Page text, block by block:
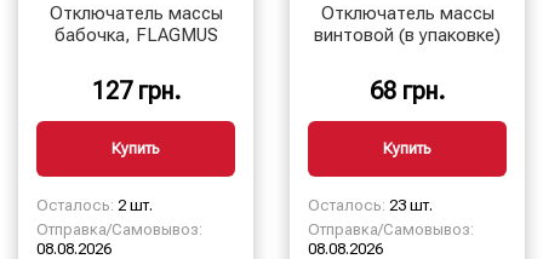
Отключатель массы
бабочка, FLAGMUS
127 грн.
Купить
Осталось: 2 шт.
Отправка/Самовывоз:
08.08.2026
Отключатель массы
винтовой (в упаковке)
68 грн.
Купить
Осталось: 23 шт.
Отправка/Самовывоз:
08.08.2026